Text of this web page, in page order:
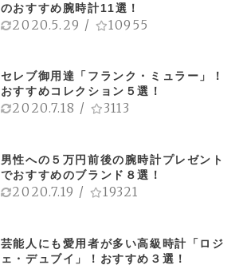
のおすすめ腕時計11選！
2020.5.29 / 10955
セレブ御用達「フランク・ミュラー」！
おすすめコレクション５選！
2020.7.18 / 3113
男性への５万円前後の腕時計プレゼント
でおすすめのブランド８選！
2020.7.19 / 19321
芸能人にも愛用者が多い高級時計「ロジ
ェ・デュブイ」！おすすめ３選！